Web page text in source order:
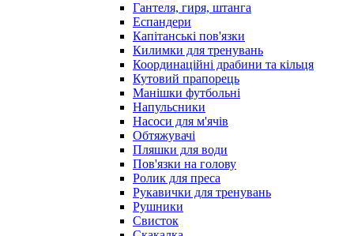
Гантеля, гиря, штанга
Еспандери
Капітанські пов'язки
Килимки для тренувань
Координаційні драбини та кільця
Кутовий прапорець
Манішки футбольні
Напульсники
Насоси для м'ячів
Обтяжувачі
Пляшки для води
Пов'язки на голову
Ролик для преса
Рукавички для тренувань
Рушники
Свисток